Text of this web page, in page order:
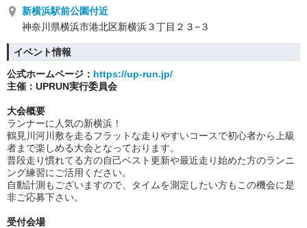
新横浜駅前公園付近
神奈川県横浜市港北区新横浜３丁目２３−３
イベント情報
公式ホームページ： https://up-run.jp/
主催：UPRUN実行委員会
大会概要
ランナーに人気の新横浜！
鶴見川河川敷を走るフラットな走りやすいコースで初心者から上級
者まで楽しめる大会となっております。
普段走り慣れてる方の自己ベスト更新や最近走り始めた方のランニ
ング練習にご活用ください。
自動計測もございますので、タイムを測定したい方もこの機会に是
非ご応募下さい。
受付会場